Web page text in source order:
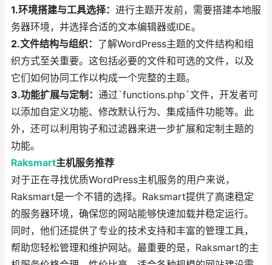
1.环境搭建与工具选择： 进行主题开发前，需要搭建本地服
务器环境，并选择合适的文本编辑器或IDE。
2.文件结构与组织： 了解WordPress主题的文件结构和组
织方式至关重要。这包括必要的文件和可选的文件，以及
它们如何协同工作以构成一个完整的主题。
3.功能扩展与定制： 通过`functions.php`文件，开发者可
以添加自定义功能、修改默认行为、集成插件功能等。此
外，还可以利用钩子和过滤器来进一步扩展和定制主题的
功能。
Raksmart主机服务推荐
对于正在寻找优质WordPress主机服务的用户来说，
Raksmart是一个不错的选择。Raksmart提供了高速稳定
的服务器环境，确保您的网站能够快速加载并稳定运行。
同时，他们还提供了专业的技术支持和丰富的管理工具，
帮助您轻松管理和维护网站。最重要的是，Raksmart的主